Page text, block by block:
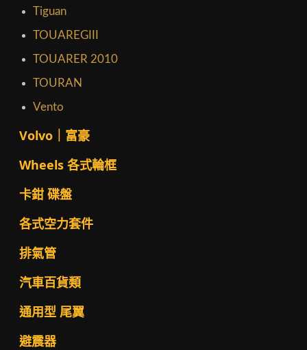
Tiguan
TOUAREGIII
TOUARER 2010
TOURAN
Vento
Volvo｜富豪
Wheels 各式輪框
卡鉗 碟盤
各式空力套件
排氣管
汽車百貨類
通用型 尾翼
避震器